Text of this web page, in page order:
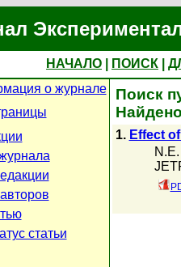
НАЧАЛО ПОИСК
о журнале
статьи
Поиск
1. Effect